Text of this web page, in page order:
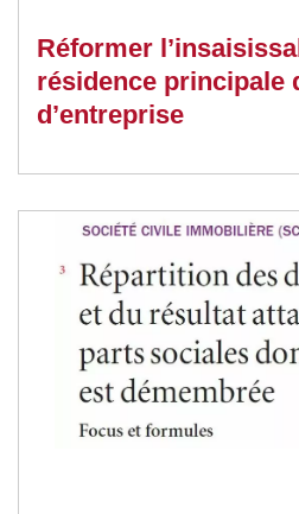
Réformer
résidence principale
d’entreprise